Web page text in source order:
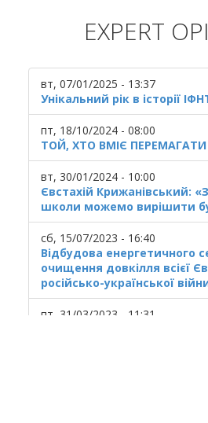
EXPERT
вт, 07/01/2025 - 13:37
Унікальний рік в історії
пт, 18/10/2024 - 08:00
ТОЙ, ХТО ВМІЄ ПЕРЕМАГАТИ
вт, 30/01/2024 - 10:00
Євстахій Крижанівський:
школи можемо вирішити
сб, 15/07/2023 - 16:40
Відбудова енергетичного
очищення довкілля всієї
російсько-української
пт, 31/03/2023 - 11:31